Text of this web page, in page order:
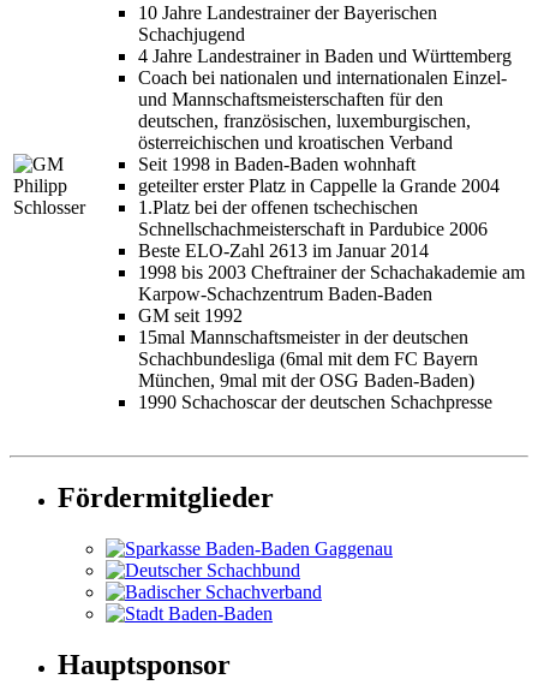
10 Jahre Landestrainer der Bayerischen
Schachjugend
4 Jahre Landestrainer in Baden und Württemberg
Coach bei nationalen und internationalen Einzel-
und Mannschaftsmeisterschaften für den
deutschen, französischen, luxemburgischen,
österreichischen und kroatischen Verband
Seit 1998 in Baden-Baden wohnhaft
geteilter erster Platz in Cappelle la Grande 2004
1.Platz bei der offenen tschechischen
Schnellschachmeisterschaft in Pardubice 2006
Beste ELO-Zahl 2613 im Januar 2014
1998 bis 2003 Cheftrainer der Schachakademie am
Karpow-Schachzentrum Baden-Baden
GM seit 1992
15mal Mannschaftsmeister in der deutschen
Schachbundesliga (6mal mit dem FC Bayern
München, 9mal mit der OSG Baden-Baden)
1990 Schachoscar der deutschen Schachpresse
Fördermitglieder
Hauptsponsor